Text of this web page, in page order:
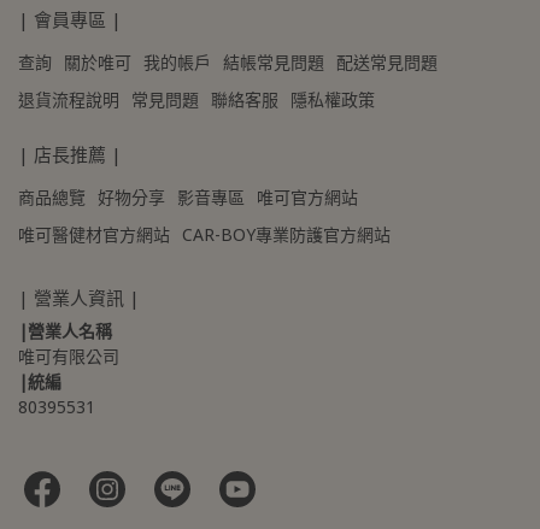
| 會員專區 |
查詢 關於唯可 我的帳戶 結帳常見問題 配送常見問題
退貨流程說明 常見問題 聯絡客服 隱私權政策
| 店長推薦 |
商品總覽 好物分享 影音專區 唯可官方網站
唯可醫健材官方網站 CAR-BOY專業防護官方網站
| 營業人資訊 |
|營業人名稱
唯可有限公司
|統編
80395531